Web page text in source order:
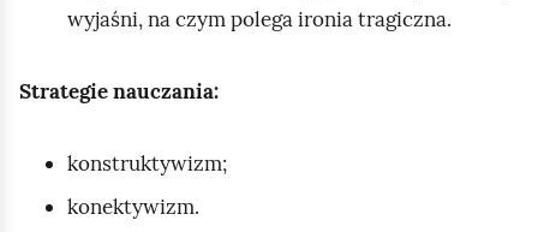
wyjaśni, na czym polega ironia tragiczna.
Strategie nauczania:
konstruktywizm;
konektywizm.